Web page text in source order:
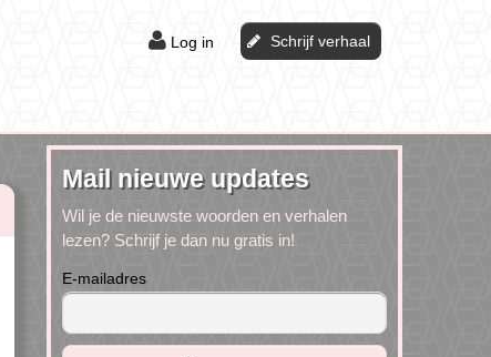
Log in Schrijf verhaal
Mail nieuwe updates
Wil je de nieuwste woorden en verhalen
lezen? Schrijf je dan nu gratis in!
E-mailadres